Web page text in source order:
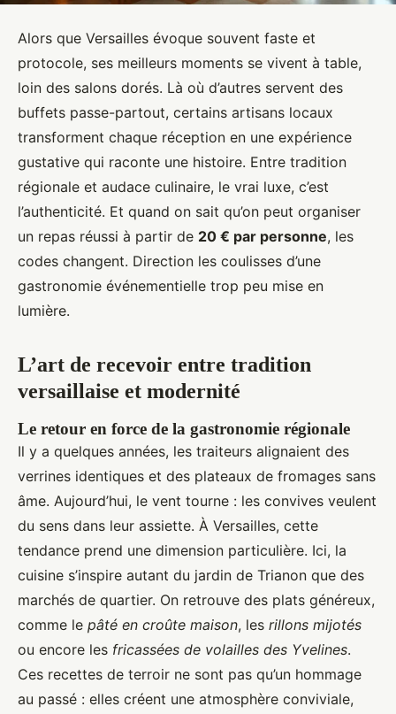
Alors que Versailles évoque souvent faste et
protocole, ses meilleurs moments se vivent à table,
loin des salons dorés. Là où d’autres servent des
buffets passe-partout, certains artisans locaux
transforment chaque réception en une expérience
gustative qui raconte une histoire. Entre tradition
régionale et audace culinaire, le vrai luxe, c’est
l’authenticité. Et quand on sait qu’on peut organiser
un repas réussi à partir de 20 € par personne, les
codes changent. Direction les coulisses d’une
gastronomie événementielle trop peu mise en
lumière.
L’art de recevoir entre tradition
versaillaise et modernité
Le retour en force de la gastronomie régionale
Il y a quelques années, les traiteurs alignaient des
verrines identiques et des plateaux de fromages sans
âme. Aujourd’hui, le vent tourne : les convives veulent
du sens dans leur assiette. À Versailles, cette
tendance prend une dimension particulière. Ici, la
cuisine s’inspire autant du jardin de Trianon que des
marchés de quartier. On retrouve des plats généreux,
comme le pâté en croûte maison, les rillons mijotés
ou encore les fricassées de volailles des Yvelines.
Ces recettes de terroir ne sont pas qu’un hommage
au passé : elles créent une atmosphère conviviale,